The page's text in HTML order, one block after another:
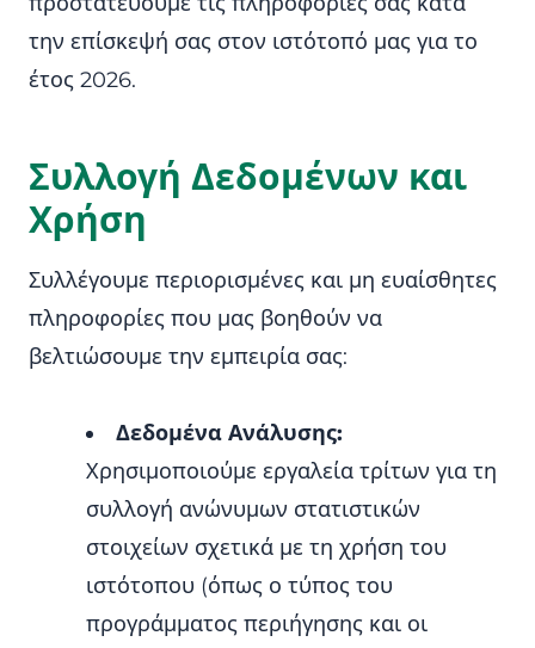
την επίσκεψή σας στον ιστότοπό μας για το
έτος 2026.
Συλλογή Δεδομένων και
Χρήση
Συλλέγουμε περιορισμένες και μη ευαίσθητες
πληροφορίες που μας βοηθούν να
βελτιώσουμε την εμπειρία σας:
Δεδομένα Ανάλυσης:
Χρησιμοποιούμε εργαλεία τρίτων για τη
συλλογή ανώνυμων στατιστικών
στοιχείων σχετικά με τη χρήση του
ιστότοπου (όπως ο τύπος του
προγράμματος περιήγησης και οι